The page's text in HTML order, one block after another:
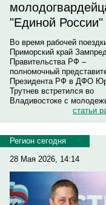
"Единой России"
Во время рабочей
Приморский край
Правительства РФ –
полномочный
Президента РФ в ДФО
Трутнев встретился во
Владивостоке с
статьи
Регион сегодня
28 Мая 2026, 14:14